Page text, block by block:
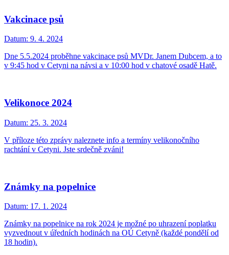
Vakcinace psů
Datum: 9. 4. 2024
Dne 5.5.2024 proběhne vakcinace psů MVDr. Janem Dubcem, a to
v 9:45 hod v Cetyni na návsi a v 10:00 hod v chatové osadě Hatě.
Velikonoce 2024
Datum: 25. 3. 2024
V příloze této zprávy naleznete info a termíny velikonočního
rachtání v Cetyni. Jste srdečně zváni!
Známky na popelnice
Datum: 17. 1. 2024
Známky na popelnice na rok 2024 je možné po uhrazení poplatku
vyzvednout v úředních hodinách na OÚ Cetyně (každé pondělí od
18 hodin).